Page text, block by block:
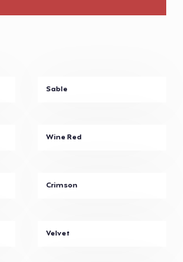
Sable
Wine Red
Crimson
Velvet